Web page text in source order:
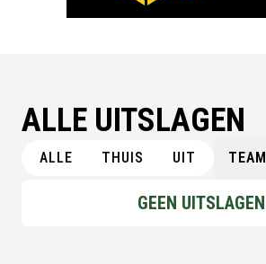
ALLE UITSLAGEN
ALLE THUIS UIT TEAM
GEEN UITSLAGEN